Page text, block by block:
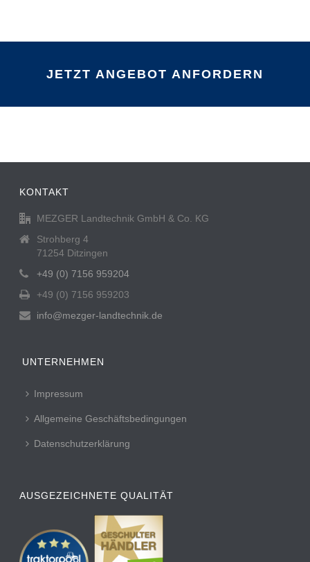
JETZT ANGEBOT ANFORDERN
KONTAKT
MEZGER Landtechnik GmbH & Co. KG
Strohberg 4
71254 Ditzingen
+49 (0) 7156 959204
+49 (0) 7156 959203
info@mezger-landtechnik.de
UNTERNEHMEN
Impressum
Allgemeine Geschäftsbedingungen
Datenschutzerklärung
AUSGEZEICHNETE QUALITÄT